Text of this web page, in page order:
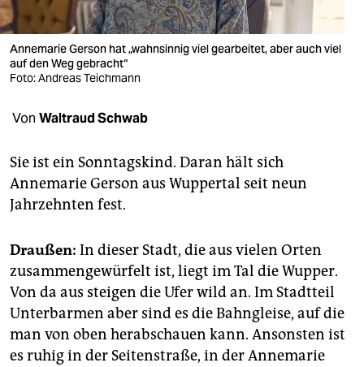
veranstaltungen
shop
fragen & hilfe
genossenschaft
epaper login
Annemarie Gerson hat „wahnsinnig viel gearbeitet, aber auch viel
auf den Weg gebracht“
Foto: Andreas Teichmann
Von Waltraud Schwab
Sie ist ein Sonntagskind. Daran hält sich
Annemarie Gerson aus Wuppertal seit neun
Jahrzehnten fest.
Draußen: In dieser Stadt, die aus vielen Orten
zusammengewürfelt ist, liegt im Tal die Wupper.
Von da aus steigen die Ufer wild an. Im Stadtteil
Unterbarmen aber sind es die Bahngleise, auf die
man von oben herabschauen kann. Ansonsten ist
es ruhig in der Seitenstraße, in der Annemarie